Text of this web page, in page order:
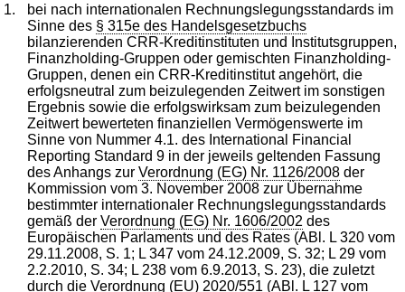
1.
bei nach internationalen Rechnungslegungsstandards im
Sinne des § 315e des Handelsgesetzbuchs
bilanzierenden CRR-Kreditinstituten und Institutsgruppen,
Finanzholding-Gruppen oder gemischten Finanzholding-
Gruppen, denen ein CRR-Kreditinstitut angehört, die
erfolgsneutral zum beizulegenden Zeitwert im sonstigen
Ergebnis sowie die erfolgswirksam zum beizulegenden
Zeitwert bewerteten finanziellen Vermögenswerte im
Sinne von Nummer 4.1. des International Financial
Reporting Standard 9 in der jeweils geltenden Fassung
des Anhangs zurVerordnung (EG) Nr. 1126/2008 der
Kommission vom 3. November 2008 zur Übernahme
bestimmter internationaler Rechnungslegungsstandards
gemäß derVerordnung (EG) Nr. 1606/2002 des
Europäischen Parlaments und des Rates (ABl. L 320 vom
29.11.2008, S. 1; L 347 vom 24.12.2009, S. 32; L 29 vom
2.2.2010, S. 34; L 238 vom 6.9.2013, S. 23), die zuletzt
durch dieVerordnung (EU) 2020/551 (ABl. L 127 vom